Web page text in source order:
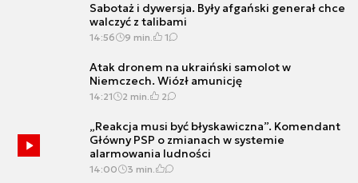
Sabotaż i dywersja. Były afgański generał chce
walczyć z talibami
14:56 9 min. 1
Atak dronem na ukraiński samolot w
Niemczech. Wiózł amunicję
14:21 2 min. 2
„Reakcja musi być błyskawiczna”. Komendant
Główny PSP o zmianach w systemie
alarmowania ludności
14:00 3 min.